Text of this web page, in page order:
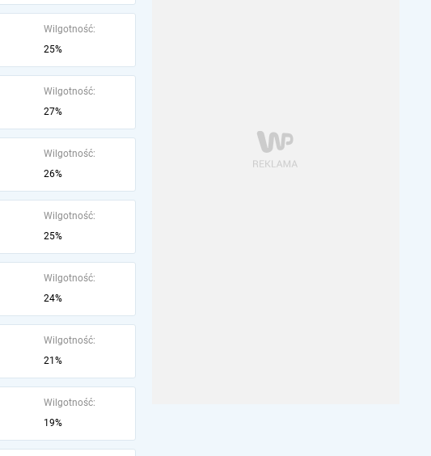
Wilgotność:
25%
Wilgotność:
27%
Wilgotność:
26%
Wilgotność:
25%
Wilgotność:
24%
Wilgotność:
21%
Wilgotność:
19%